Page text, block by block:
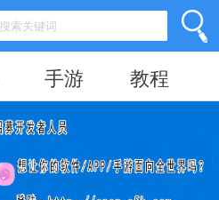
手游 教程